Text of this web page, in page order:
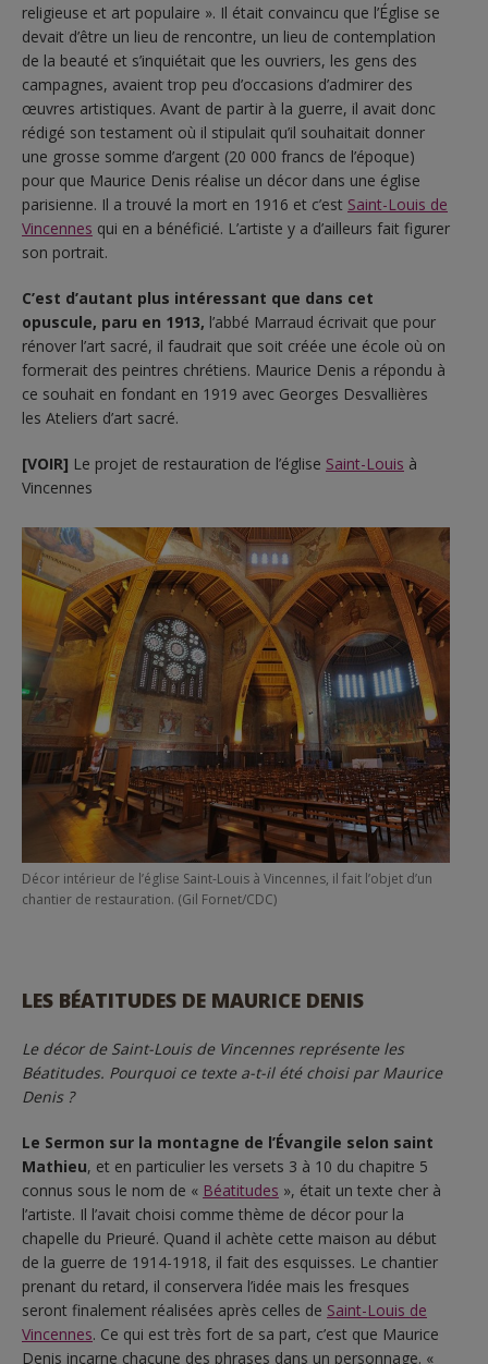
religieuse et art populaire ». Il était convaincu que l’Église se
devait d’être un lieu de rencontre, un lieu de contemplation
de la beauté et s’inquiétait que les ouvriers, les gens des
campagnes, avaient trop peu d’occasions d’admirer des
œuvres artistiques. Avant de partir à la guerre, il avait donc
rédigé son testament où il stipulait qu’il souhaitait donner
une grosse somme d’argent (20 000 francs de l’époque)
pour que Maurice Denis réalise un décor dans une église
parisienne. Il a trouvé la mort en 1916 et c’est Saint-Louis de
Vincennes qui en a bénéficié. L’artiste y a d’ailleurs fait figurer
son portrait.
C’est d’autant plus intéressant que dans cet
opuscule, paru en 1913, l’abbé Marraud écrivait que pour
rénover l’art sacré, il faudrait que soit créée une école où on
formerait des peintres chrétiens. Maurice Denis a répondu à
ce souhait en fondant en 1919 avec Georges Desvallières
les Ateliers d’art sacré.
[VOIR] Le projet de restauration de l’église Saint-Louis à
Vincennes
Décor intérieur de l’église Saint-Louis à Vincennes, il fait l’objet d’un
chantier de restauration. (Gil Fornet/CDC)
LES BÉATITUDES DE MAURICE DENIS
Le décor de Saint-Louis de Vincennes représente les
Béatitudes. Pourquoi ce texte a-t-il été choisi par Maurice
Denis ?
Le Sermon sur la montagne de l’Évangile selon saint
Mathieu, et en particulier les versets 3 à 10 du chapitre 5
connus sous le nom de « Béatitudes », était un texte cher à
l’artiste. Il l’avait choisi comme thème de décor pour la
chapelle du Prieuré. Quand il achète cette maison au début
de la guerre de 1914-1918, il fait des esquisses. Le chantier
prenant du retard, il conservera l’idée mais les fresques
seront finalement réalisées après celles de Saint-Louis de
Vincennes. Ce qui est très fort de sa part, c’est que Maurice
Denis incarne chacune des phrases dans un personnage. «